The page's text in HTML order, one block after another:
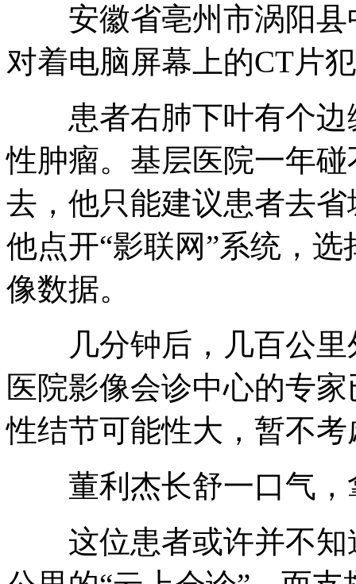
安徽省亳州市涡阳县
对着电脑屏幕上的CT片
患者右肺下叶有个边
性肿瘤。基层医院一年
去，他只能建议患者去
他点开“影联网”系统，
像数据。
几分钟后，几百公里
医院影像会诊中心的专
性结节可能性大，暂不
董利杰长舒一口气，
这位患者或许并不知